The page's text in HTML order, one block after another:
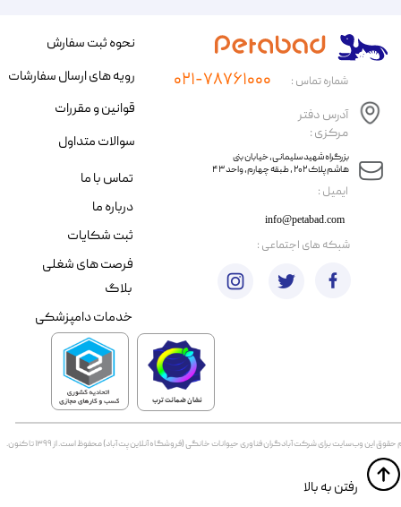
​ایمیل :
آدرس دفتر
مرکزی :
info@petabad.com
​​بزرگراه شهید سلیمانی، خیابان بنی
هاشم پلاک ۲۰۲ ، طبقه چهارم، واحد ۴۳
شماره تماس : ۰۲۱-۷۸۷۶۱۰۰۰
حقوق اين وب‌سايت برای شرکت آبادگران فناوری حیوانات خانگی (فروشگاه آنلاین پت آباد) محفوظ است. از ۱۳۹۹ تا کنون.
​​رفتن به بالا
نحوه ثبت سفارش
رویه های ارسال سفارشات
قوانین و مقررات
سوالات متداول
تماس با ما
درباره ما
ثبت شکایات
فرصت های شغلی
​شبکه های اجتماعی :
بلاگ
خدمات دامپزشکی
نشان ضمانت ترب